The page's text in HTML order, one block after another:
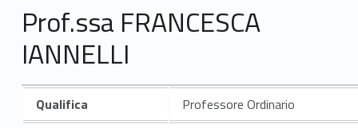
Prof.ssa FRANCESCA
IANNELLI
Qualifica
Professore Ordinario